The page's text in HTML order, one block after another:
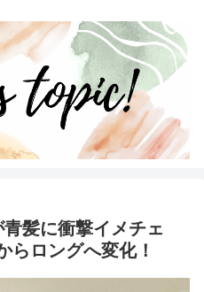
髪に衝撃イメチェ
らロングへ変化！